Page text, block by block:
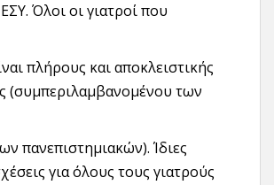
Όλοι οι γιατροί που
πλήρους και αποκλειστικής
(συμπεριλαμβανομένου των
πανεπιστημιακών). Ίδιες
για όλους τους γιατρούς